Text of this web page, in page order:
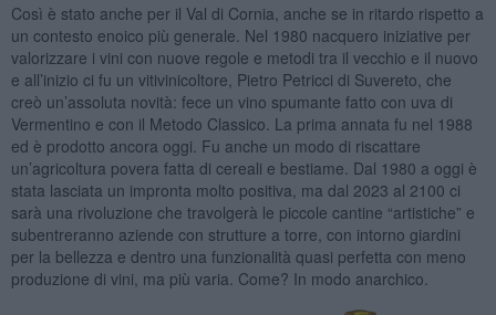
Così è stato anche per il Val di Cornia, anche se in ritardo rispetto a
un contesto enoico più generale. Nel 1980 nacquero iniziative per
valorizzare i vini con nuove regole e metodi tra il vecchio e il nuovo
e all’inizio ci fu un vitivinicoltore, Pietro Petricci di Suvereto, che
creò un’assoluta novità: fece un vino spumante fatto con uva di
Vermentino e con il Metodo Classico. La prima annata fu nel 1988
ed è prodotto ancora oggi. Fu anche un modo di riscattare
un’agricoltura povera fatta di cereali e bestiame. Dal 1980 a oggi è
stata lasciata un impronta molto positiva, ma dal 2023 al 2100 ci
sarà una rivoluzione che travolgerà le piccole cantine “artistiche” e
subentreranno aziende con strutture a torre, con intorno giardini
per la bellezza e dentro una funzionalità quasi perfetta con meno
produzione di vini, ma più varia. Come? In modo anarchico.